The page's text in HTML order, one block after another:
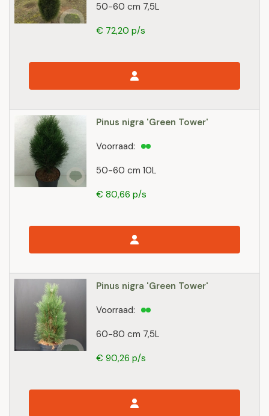
50-60 cm 7,5L
€ 72,20 p/s
Pinus nigra 'Green Tower'
50-60 cm 10L
Voorraad:
€ 80,66 p/s
Pinus nigra 'Green Tower'
60-80 cm 7,5L
Voorraad:
€ 90,26 p/s